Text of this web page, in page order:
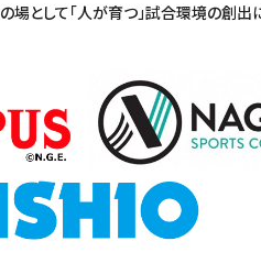
として「人が育つ」試合環境の創出